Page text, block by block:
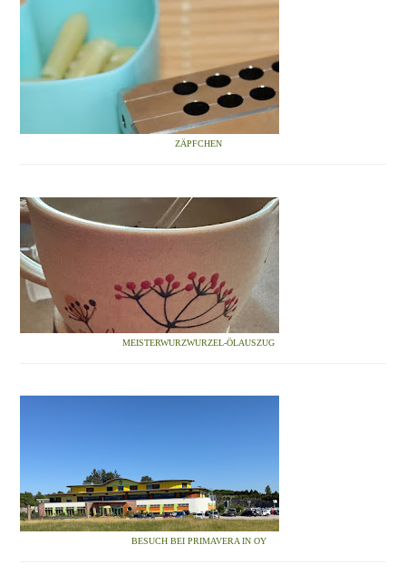
ZÄPFCHEN
MEISTERWURZWURZEL-ÖLAUSZUG
BESUCH BEI PRIMAVERA IN OY